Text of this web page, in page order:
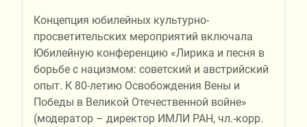
Концепция юбилейных культурно-
просветительских мероприятий включала
Юбилейную конференцию «Лирика и песня в
борьбе с нацизмом: советский и австрийский
опыт. К 80-летию Освобождения Вены и
Победы в Великой Отечественной войне»
(модератор – директор ИМЛИ РАН, чл.-корр.